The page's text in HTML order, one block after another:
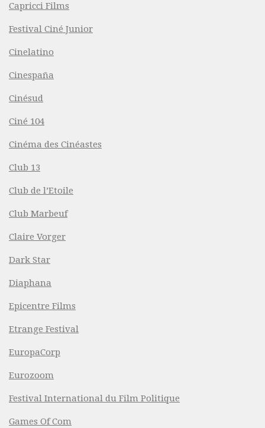
Capricci Films
Festival Ciné Junior
Cinelatino
Cinespaña
Cinésud
Ciné 104
Cinéma des Cinéastes
Club 13
Club de l’Etoile
Club Marbeuf
Claire Vorger
Dark Star
Diaphana
Epicentre Films
Etrange Festival
EuropaCorp
Eurozoom
Festival International du Film Politique
Games Of Com